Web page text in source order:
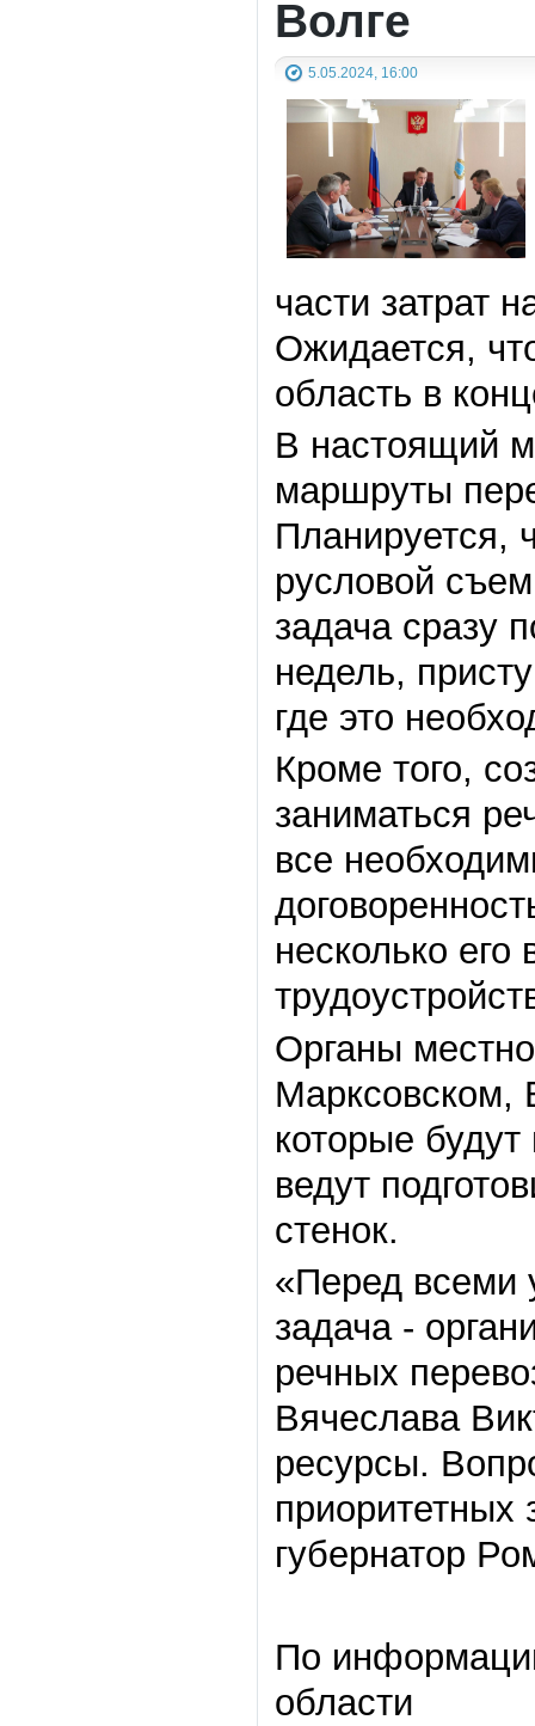
Волге
5.05.2024, 16:00
части затрат
Ожидается,
область в
В настоящий
маршруты
Планируется,
русловой
задача сразу
недель,
где это
Кроме того,
заниматься
все
несколько
Органы
Марксовском,
которые
ведут
стенок.
«Перед всеми
задача -
речных
Вячеслава
ресурсы.
приоритетных
губернатор
По
области